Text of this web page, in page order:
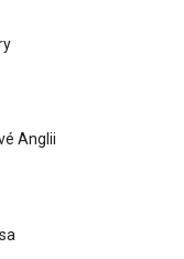
Anglii